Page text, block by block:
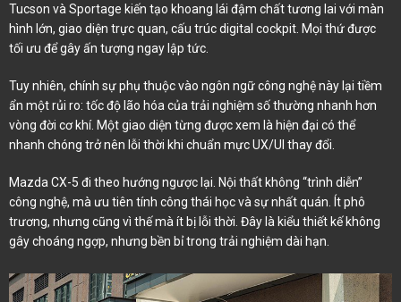
Tucson và Sportage kiến tạo khoang lái đậm chất tương lai với màn
hình lớn, giao diện trực quan, cấu trúc digital cockpit. Mọi thứ được
tối ưu để gây ấn tượng ngay lập tức.
Tuy nhiên, chính sự phụ thuộc vào ngôn ngữ công nghệ này lại tiềm
ẩn một rủi ro: tốc độ lão hóa của trải nghiệm số thường nhanh hơn
vòng đời cơ khí. Một giao diện từng được xem là hiện đại có thể
nhanh chóng trở nên lỗi thời khi chuẩn mực UX/UI thay đổi.
Mazda CX-5 đi theo hướng ngược lại. Nội thất không “trình diễn”
công nghệ, mà ưu tiên tính công thái học và sự nhất quán. Ít phô
trương, nhưng cũng vì thế mà ít bị lỗi thời. Đây là kiểu thiết kế không
gây choáng ngợp, nhưng bền bỉ trong trải nghiệm dài hạn.